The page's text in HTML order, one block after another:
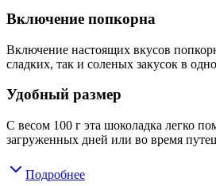
Включение попкорна
Включение настоящих вкусов
сладких, так и соленых закусок в
Удобный размер
С весом 100 г эта шоколадка легко
загруженных дней или во время
Подробнее